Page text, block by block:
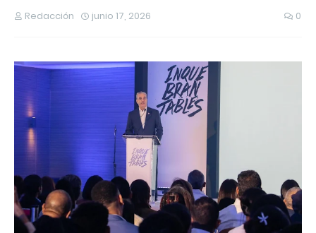
Redacción junio 17, 2026 0